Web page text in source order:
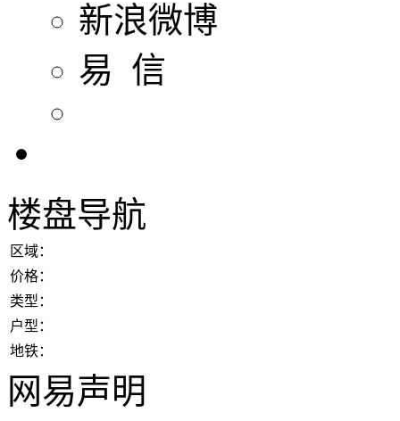
新浪微博
易 信
楼盘导航
区域：
价格：
类型：
户型：
地铁：
网易声明